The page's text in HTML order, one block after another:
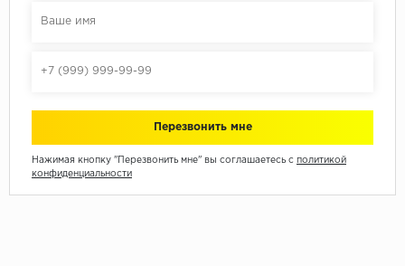
Нажимая кнопку "Перезвонить мне" вы соглашаетесь с политикой
конфиденциальности